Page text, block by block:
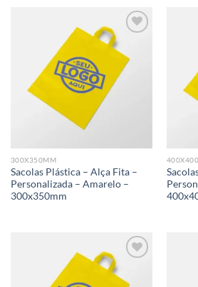
Add to
wishlist
300X350MM
Sacolas Plástica – Alça Fita –
Personalizada – Amarelo –
300x350mm